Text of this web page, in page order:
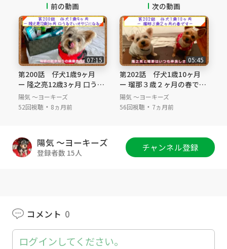
＃Yorkshireterrier #Yorkie #multi-nursing #pu
ppy #puppies ＃perennials #babybook #94th-
weeks-old #one-year-and ten months-old #fa
mily #buddy-buddy #loves-for-parents #like-t
o-play-with-dad #breakfast #sibling
前の動画
07:15
第200話 仔犬1歳9ヶ月
ー 隆之亮12歳3ヶ月 口うる
さいオヤジになるー
陽気 ～ヨーキーズ
52回視聴・ 8ヵ月前
次の動画
05:45
第202話 仔犬1歳10ヶ月
ー 瑠那３歳２ヶ月の春です
ー
陽気 ～ヨーキーズ
56回視聴・ 7ヵ月前
陽気 ～ヨーキーズ
登録者数 15人
チャンネル登録
コメント 0
ログインしてください。